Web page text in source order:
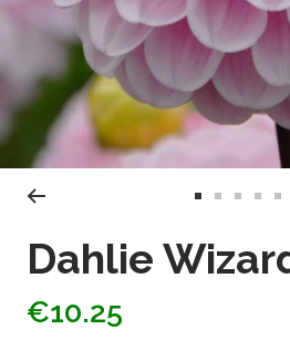
1
2 3
4
5
Dahlie
€10.25